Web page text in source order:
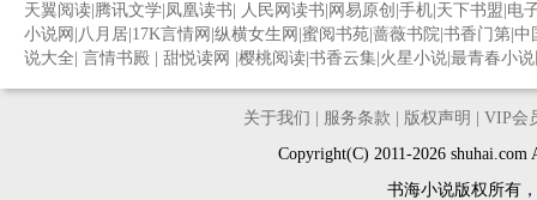
天翼阅读 腾讯文学 凤凰读书 人民网读书 网易原创 手机 天下书盟 电
小说网 八月居 17K言情网 纵横女生网 蜜阅书苑 蔷薇书院 书香门第 中
说大全 言情书殿 甜悦读网 樱桃阅读 书香云集 火星小说 最青春小
关于我们 服务条款 版权声明
VIP会
Copyright(C) 2011-2026
书海小说版权所有